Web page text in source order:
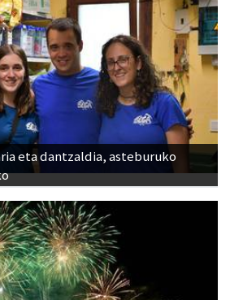
eta dantzaldia, asteburuko